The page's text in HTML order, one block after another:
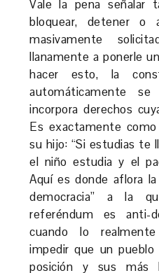
Vale la pena señalar
bloquear, detener o
masivamente
llanamente a ponerle
hacer esto, la
automáticamente se
incorpora derechos
Es exactamente
su hijo: “Si estudias te
el niño estudia y el
Aquí es donde aflora
democracia” a la
referéndum es anti-
cuando lo
impedir que un
posición y sus más